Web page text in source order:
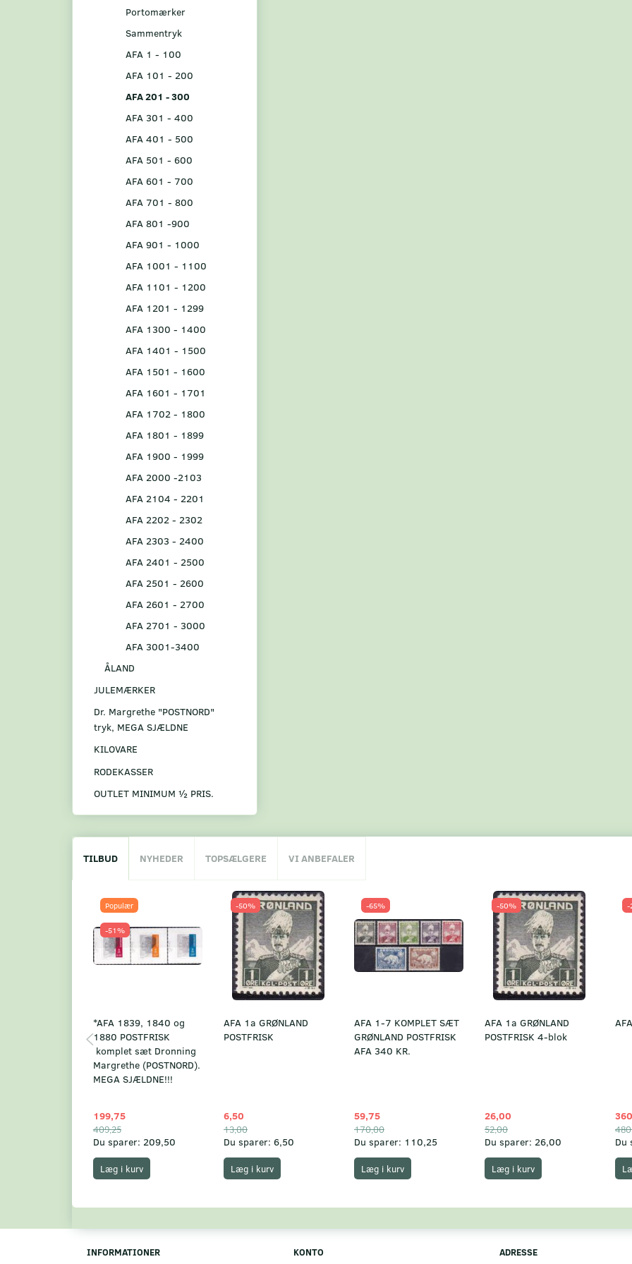
Portomærker
Sammentryk
AFA 1 - 100
AFA 101 - 200
AFA 201 - 300
AFA 301 - 400
AFA 401 - 500
AFA 501 - 600
AFA 601 - 700
AFA 701 - 800
AFA 801 -900
AFA 901 - 1000
AFA 1001 - 1100
AFA 1101 - 1200
AFA 1201 - 1299
AFA 1300 - 1400
AFA 1401 - 1500
AFA 1501 - 1600
AFA 1601 - 1701
AFA 1702 - 1800
AFA 1801 - 1899
AFA 1900 - 1999
AFA 2000 -2103
AFA 2104 - 2201
AFA 2202 - 2302
AFA 2303 - 2400
AFA 2401 - 2500
AFA 2501 - 2600
AFA 2601 - 2700
AFA 2701 - 3000
AFA 3001-3400
ÅLAND
JULEMÆRKER
Dr. Margrethe "POSTNORD"
tryk, MEGA SJÆLDNE
KILOVARE
RODEKASSER
OUTLET MINIMUM ½ PRIS.
TILBUD NYHEDER TOPSÆLGERE VI ANBEFALER
Populær
-51%
*AFA 1839, 1840 og
1880 POSTFRISK
komplet sæt Dronning
Margrethe (POSTNORD).
MEGA SJÆLDNE!!!
199,75
409,25
Du sparer: 209,50
Læg i kurv
-50%
AFA 1a GRØNLAND
POSTFRISK
6,50
13,00
Du sparer: 6,50
Læg i kurv
-65%
AFA 1-7 KOMPLET SÆT
GRØNLAND POSTFRISK
AFA 340 KR.
59,75
170,00
Du sparer: 110,25
Læg i kurv
-50%
AFA 1a GRØNLAND
POSTFRISK 4-blok
26,00
52,00
Du sparer: 26,00
Læg i kurv
-
Du
INFORMATIONER KONTO ADRESSE